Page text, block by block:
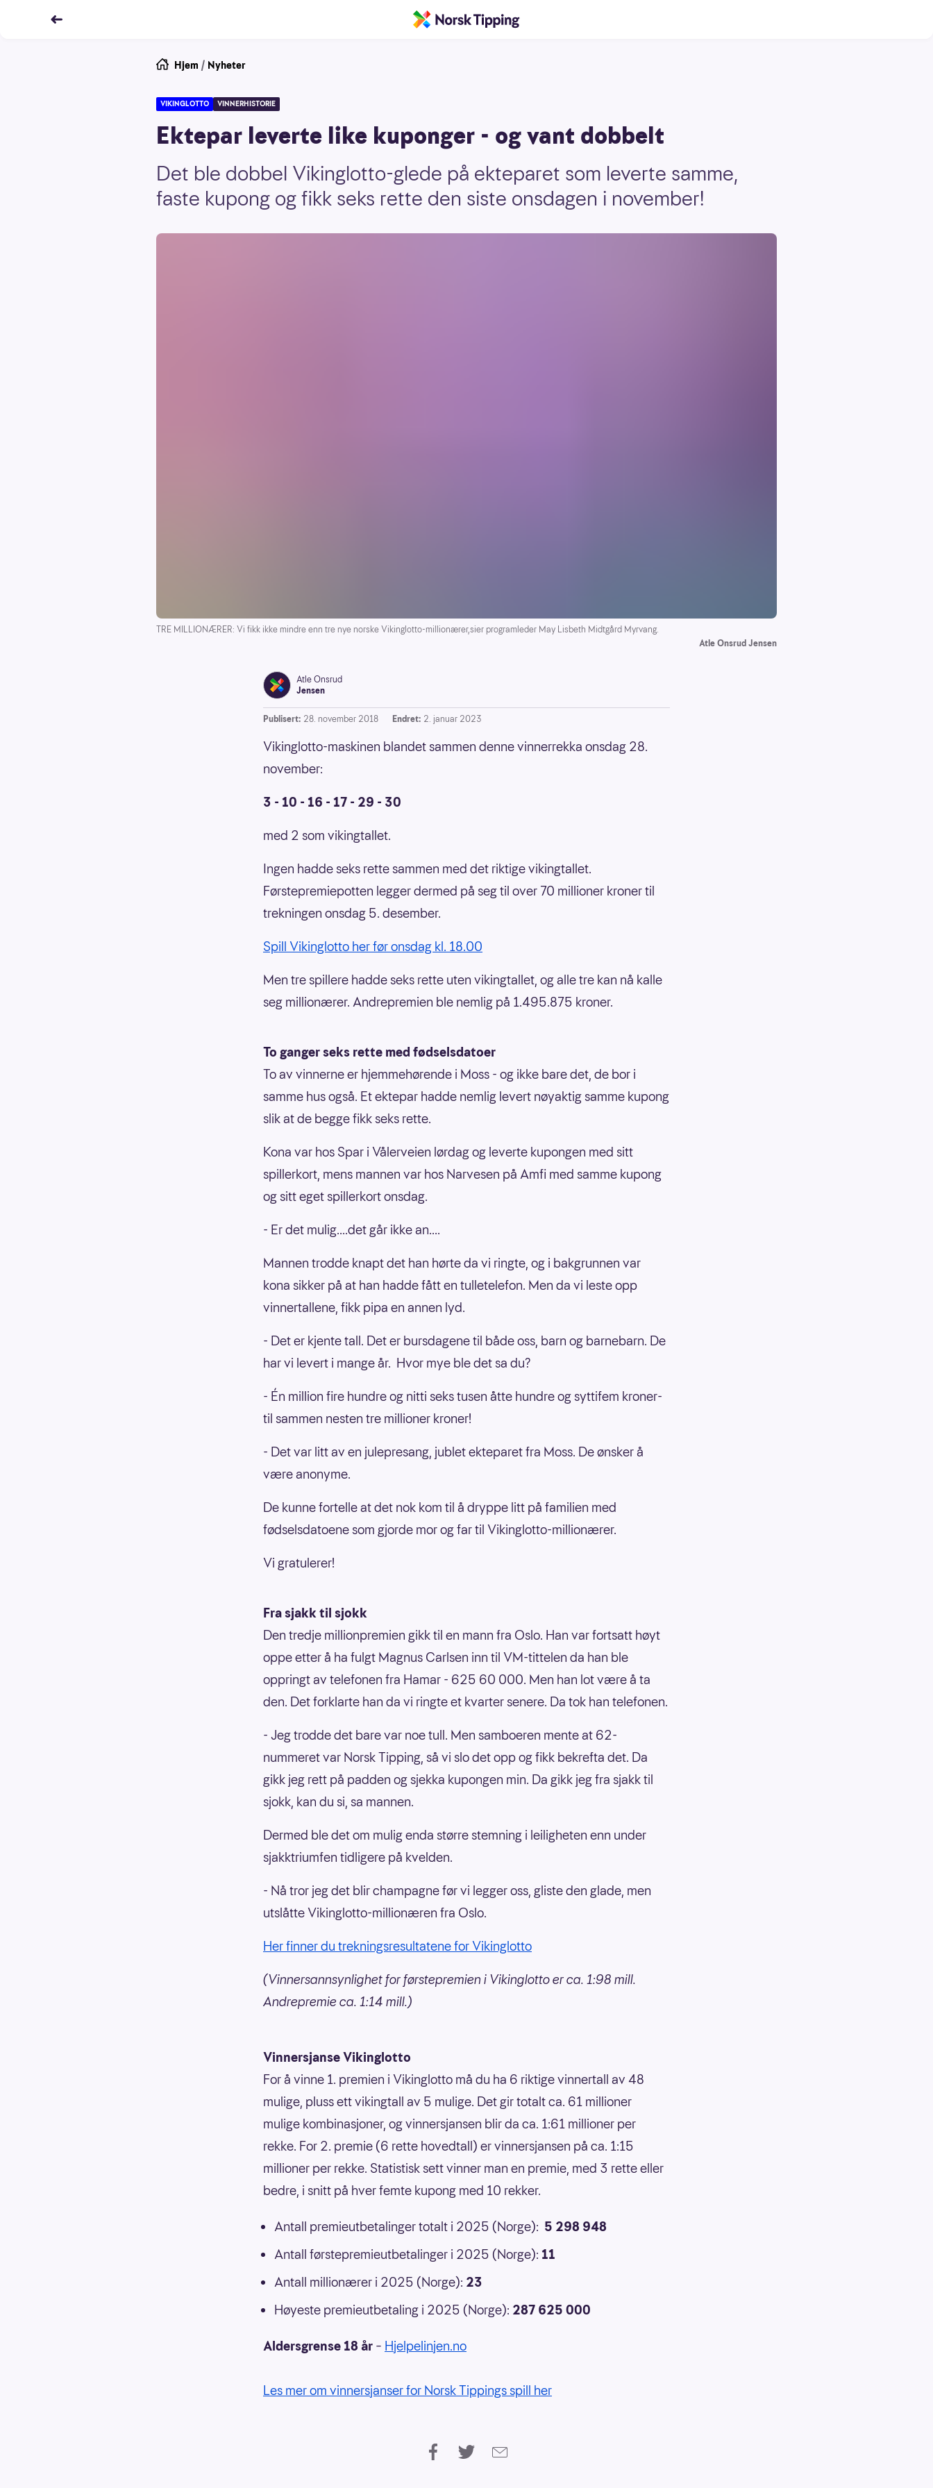
Hjem / Nyheter
VIKINGLOTTO VINNERHISTORIE
Ektepar leverte like kuponger - og vant dobbelt
Det ble dobbel Vikinglotto-glede på ekteparet som leverte samme,
faste kupong og fikk seks rette den siste onsdagen i november!
TRE MILLIONÆRER: Vi fikk ikke mindre enn tre nye norske Vikinglotto-millionærer,sier programleder May Lisbeth Midtgård Myrvang.
Atle Onsrud Jensen
Atle Onsrud
Jensen
Publisert: 28. november 2018 Endret: 2. januar 2023
Vikinglotto-maskinen blandet sammen denne vinnerrekka onsdag 28.
november:
3 - 10 - 16 - 17 - 29 - 30
med 2 som vikingtallet.
Ingen hadde seks rette sammen med det riktige vikingtallet.
Førstepremiepotten legger dermed på seg til over 70 millioner kroner til
trekningen onsdag 5. desember.
Spill Vikinglotto her før onsdag kl. 18.00
Men tre spillere hadde seks rette uten vikingtallet, og alle tre kan nå kalle
seg millionærer. Andrepremien ble nemlig på 1.495.875 kroner.
To ganger seks rette med fødselsdatoer
To av vinnerne er hjemmehørende i Moss - og ikke bare det, de bor i
samme hus også. Et ektepar hadde nemlig levert nøyaktig samme kupong
slik at de begge fikk seks rette.
Kona var hos Spar i Vålerveien lørdag og leverte kupongen med sitt
spillerkort, mens mannen var hos Narvesen på Amfi med samme kupong
og sitt eget spillerkort onsdag.
- Er det mulig....det går ikke an....
Mannen trodde knapt det han hørte da vi ringte, og i bakgrunnen var
kona sikker på at han hadde fått en tulletelefon. Men da vi leste opp
vinnertallene, fikk pipa en annen lyd.
- Det er kjente tall. Det er bursdagene til både oss, barn og barnebarn. De
har vi levert i mange år. Hvor mye ble det sa du?
- Én million fire hundre og nitti seks tusen åtte hundre og syttifem kroner-
til sammen nesten tre millioner kroner!
- Det var litt av en julepresang, jublet ekteparet fra Moss. De ønsker å
være anonyme.
De kunne fortelle at det nok kom til å dryppe litt på familien med
fødselsdatoene som gjorde mor og far til Vikinglotto-millionærer.
Vi gratulerer!
Fra sjakk til sjokk
Den tredje millionpremien gikk til en mann fra Oslo. Han var fortsatt høyt
oppe etter å ha fulgt Magnus Carlsen inn til VM-tittelen da han ble
oppringt av telefonen fra Hamar - 625 60 000. Men han lot være å ta
den. Det forklarte han da vi ringte et kvarter senere. Da tok han telefonen.
- Jeg trodde det bare var noe tull. Men samboeren mente at 62-
nummeret var Norsk Tipping, så vi slo det opp og fikk bekrefta det. Da
gikk jeg rett på padden og sjekka kupongen min. Da gikk jeg fra sjakk til
sjokk, kan du si, sa mannen.
Dermed ble det om mulig enda større stemning i leiligheten enn under
sjakktriumfen tidligere på kvelden.
- Nå tror jeg det blir champagne før vi legger oss, gliste den glade, men
utslåtte Vikinglotto-millionæren fra Oslo.
Her finner du trekningsresultatene for Vikinglotto
(Vinnersannsynlighet for førstepremien i Vikinglotto er ca. 1:98 mill.
Andrepremie ca. 1:14 mill.)
Vinnersjanse Vikinglotto
For å vinne 1. premien i Vikinglotto må du ha 6 riktige vinnertall av 48
mulige, pluss ett vikingtall av 5 mulige. Det gir totalt ca. 61 millioner
mulige kombinasjoner, og vinnersjansen blir da ca. 1:61 millioner per
rekke. For 2. premie (6 rette hovedtall) er vinnersjansen på ca. 1:15
millioner per rekke. Statistisk sett vinner man en premie, med 3 rette eller
bedre, i snitt på hver femte kupong med 10 rekker.
Antall premieutbetalinger totalt i 2025 (Norge): 5 298 948
Antall førstepremieutbetalinger i 2025 (Norge): 11
Antall millionærer i 2025 (Norge): 23
Høyeste premieutbetaling i 2025 (Norge): 287 625 000
Aldersgrense 18 år – Hjelpelinjen.no
Les mer om vinnersjanser for Norsk Tippings spill her